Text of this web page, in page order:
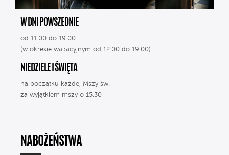
W DNI POWSZEDNIE
od 11.00 do 19.00
(w okresie wakacyjnym od 12.00 do 19.00)
NIEDZIELE I ŚWIĘTA
na początku każdej Mszy św.
za wyjątkiem mszy o 15.30
NABOŻEŃSTWA